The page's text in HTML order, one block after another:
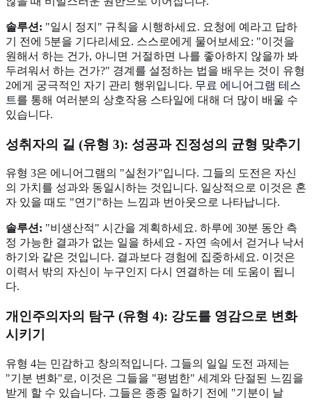
솔루션: "일시 정지" 규칙을 시행하세요. 요청에 예라고 답하
기 전에 5분을 기다리세요. 스스로에게 물어보세요: "이것을
원해서 하는 건가, 아니면 거절하면 나를 좋아하지 않을까 봐
두려워서 하는 건가?" 경계를 설정하는 법을 배우는 것이 유형
2에게 궁극적인 자기 관리 행위입니다. 무료 에니어그램 테스
트를 통해 여러분의 상호작용 스타일에 대해 더 많이 배울 수
있습니다.
성취자의 길 (유형 3): 성공과 진정성의 균형 맞추기
유형 3은 에니어그램의 "실천가"입니다. 그들의 도전은 자신
의 가치를 성과와 동일시하는 것입니다. 일상적으로 이것은 혼
자 있을 때도 "연기"하는 느낌과 번아웃으로 나타납니다.
솔루션: "비생산적" 시간을 계획하세요. 하루에 30분 동안 측
정 가능한 결과가 없는 일을 하세요 - 자연 속에서 걷거나 낙서
하기와 같은 것입니다. 결과보다 경험에 집중하세요. 이것은
이력서 밖의 자신이 누구인지 다시 연결하는 데 도움이 됩니
다.
개인주의자의 탐구 (유형 4): 강도를 영감으로 변화
시키기
유형 4는 민감하고 창의적입니다. 그들의 일일 도전 과제는
"기분 변화"로, 이것은 그들을 "평범한" 세계와 단절된 느낌을
받게 할 수 있습니다. 그들은 종종 일하기 전에 "기분이 날